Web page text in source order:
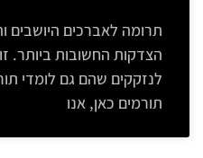
תרומה לאברכים היושבים
הצדקות החשובות ביותר.
לנזקקים שהם גם לומדי
תורמים כאן, אנו